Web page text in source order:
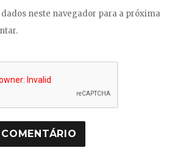
dados neste navegador para a próxima